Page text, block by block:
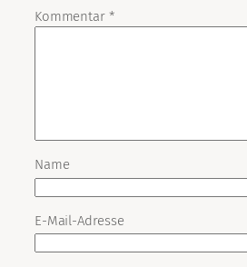
Kommentar *
Name
E-Mail-Adresse